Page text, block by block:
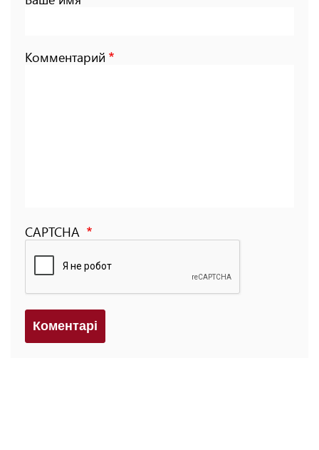
Комментарий
CAPTCHA
Коментарi